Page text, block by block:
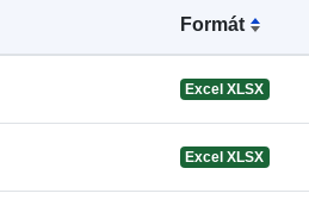
Formát
Excel XLSX
Excel XLSX